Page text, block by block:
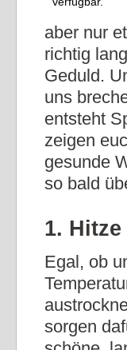
aber nur
richtig
Geduld.
uns
entsteht
zeigen
gesunde
so bald
1.
Egal, ob
sorgen